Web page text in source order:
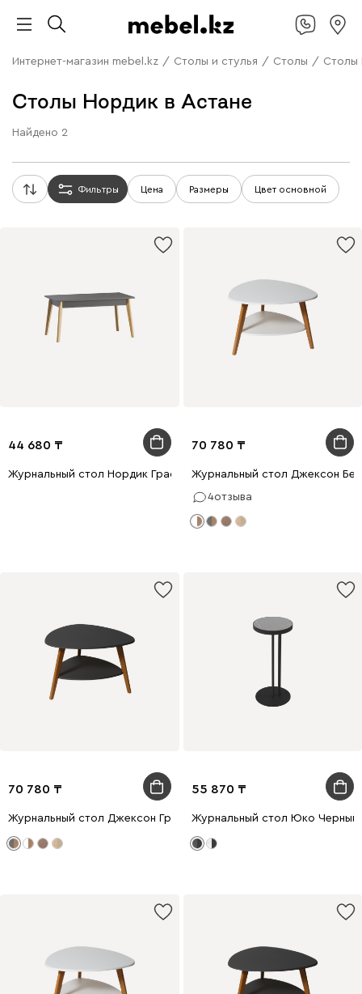
Интернет-магазин mebel.kz / Столы и стулья / Столы / Столы
Столы Нордик в Астане
Найдено 2
Фильтры Цена Размеры Цвет основной
44 680
Журнальный стол Нордик Графитовый/Натуральный
70 780
Журнальный стол Джексон
4отзыва
70 780
Журнальный стол Джексон Графитовый
55 870
Журнальный стол Юко Черный